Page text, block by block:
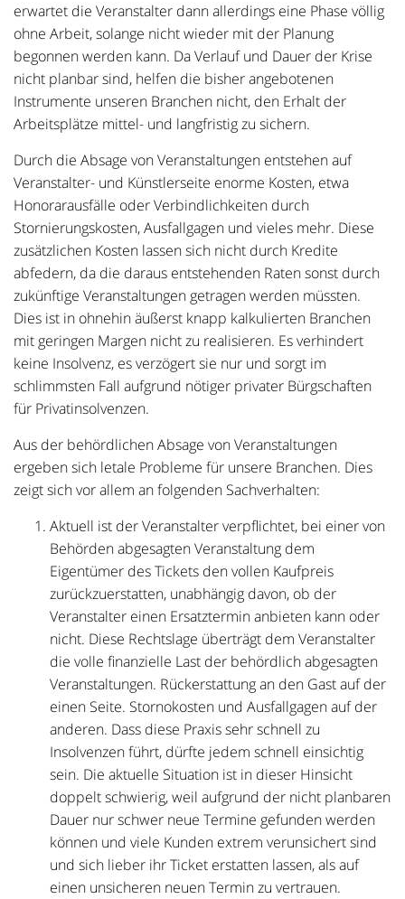
erwartet die Veranstalter dann allerdings eine Phase völlig
ohne Arbeit, solange nicht wieder mit der Planung
begonnen werden kann. Da Verlauf und Dauer der Krise
nicht planbar sind, helfen die bisher angebotenen
Instrumente unseren Branchen nicht, den Erhalt der
Arbeitsplätze mittel- und langfristig zu sichern.
Durch die Absage von Veranstaltungen entstehen auf
Veranstalter- und Künstlerseite enorme Kosten, etwa
Honorarausfälle oder Verbindlichkeiten durch
Stornierungskosten, Ausfallgagen und vieles mehr. Diese
zusätzlichen Kosten lassen sich nicht durch Kredite
abfedern, da die daraus entstehenden Raten sonst durch
zukünftige Veranstaltungen getragen werden müssten.
Dies ist in ohnehin äußerst knapp kalkulierten Branchen
mit geringen Margen nicht zu realisieren. Es verhindert
keine Insolvenz, es verzögert sie nur und sorgt im
schlimmsten Fall aufgrund nötiger privater Bürgschaften
für Privatinsolvenzen.
Aus der behördlichen Absage von Veranstaltungen
ergeben sich letale Probleme für unsere Branchen. Dies
zeigt sich vor allem an folgenden Sachverhalten:
Aktuell ist der Veranstalter verpflichtet, bei einer von
Behörden abgesagten Veranstaltung dem
Eigentümer des Tickets den vollen Kaufpreis
zurückzuerstatten, unabhängig davon, ob der
Veranstalter einen Ersatztermin anbieten kann oder
nicht. Diese Rechtslage überträgt dem Veranstalter
die volle finanzielle Last der behördlich abgesagten
Veranstaltungen. Rückerstattung an den Gast auf der
einen Seite. Stornokosten und Ausfallgagen auf der
anderen. Dass diese Praxis sehr schnell zu
Insolvenzen führt, dürfte jedem schnell einsichtig
sein. Die aktuelle Situation ist in dieser Hinsicht
doppelt schwierig, weil aufgrund der nicht planbaren
Dauer nur schwer neue Termine gefunden werden
können und viele Kunden extrem verunsichert sind
und sich lieber ihr Ticket erstatten lassen, als auf
einen unsicheren neuen Termin zu vertrauen.